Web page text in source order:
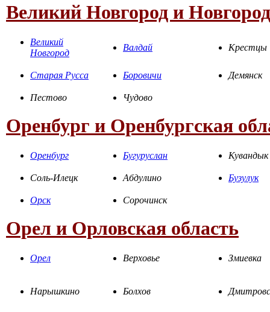
Великий Новгород и
Великий
Новгород
Валдай Крестцы
Старая Русса Боровичи Демянск
Пестово Чудово
Оренбург и Оренбургская
Оренбург Бугуруслан Кувандык
Соль-Илецк Абдулино Бузулук
Орск Сорочинск
Орел и Орловская область
Орел Верховье Змиевка
Нарышкино Болхов